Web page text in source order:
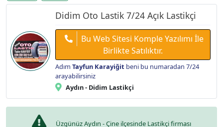
Didim Oto Lastik 7/24 Açık Lastikçi
Bu Web Sitesi Komple Yazılımı İle
Birlikte Satılıktır.
Adım Tayfun Karayiğit beni bu numaradan 7/24
arayabilirsiniz
Aydın - Didim Lastikçi
Üzgünüz Aydın - Çine ilçesinde Lastikçi firması